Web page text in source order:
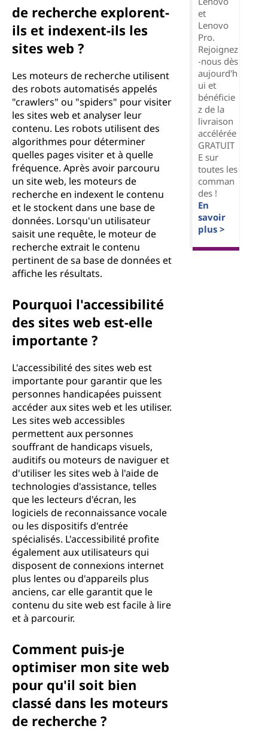
de recherche explorent-
ils et indexent-ils les
sites web ?
Les moteurs de recherche utilisent
des robots automatisés appelés
"crawlers" ou "spiders" pour visiter
les sites web et analyser leur
contenu. Les robots utilisent des
algorithmes pour déterminer
quelles pages visiter et à quelle
fréquence. Après avoir parcouru
un site web, les moteurs de
recherche en indexent le contenu
et le stockent dans une base de
données. Lorsqu'un utilisateur
saisit une requête, le moteur de
recherche extrait le contenu
pertinent de sa base de données et
affiche les résultats.
Pourquoi l'accessibilité
des sites web est-elle
importante ?
L'accessibilité des sites web est
importante pour garantir que les
personnes handicapées puissent
accéder aux sites web et les utiliser.
Les sites web accessibles
permettent aux personnes
souffrant de handicaps visuels,
auditifs ou moteurs de naviguer et
d'utiliser les sites web à l'aide de
technologies d'assistance, telles
que les lecteurs d'écran, les
logiciels de reconnaissance vocale
ou les dispositifs d'entrée
spécialisés. L'accessibilité profite
également aux utilisateurs qui
disposent de connexions internet
plus lentes ou d'appareils plus
anciens, car elle garantit que le
contenu du site web est facile à lire
et à parcourir.
Comment puis-je
optimiser mon site web
pour qu'il soit bien
classé dans les moteurs
de recherche ?
et
Lenovo
Pro.
Rejoignez
-nous dès
aujourd'h
ui et
bénéficie
z de la
livraison
accélérée
GRATUIT
E sur
toutes les
comman
des !
En
savoir
plus >